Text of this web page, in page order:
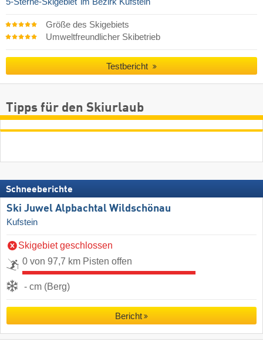
5-Sterne-Skigebiet im Bezirk Kufstein
Größe des Skigebiets
Umweltfreundlicher Skibetrieb
Testbericht
Tipps für den Skiurlaub
Schneeberichte
Ski Juwel Alpbachtal Wildschönau
Kufstein
Skigebiet geschlossen
0 von 97,7 km Pisten offen
- cm (Berg)
Bericht